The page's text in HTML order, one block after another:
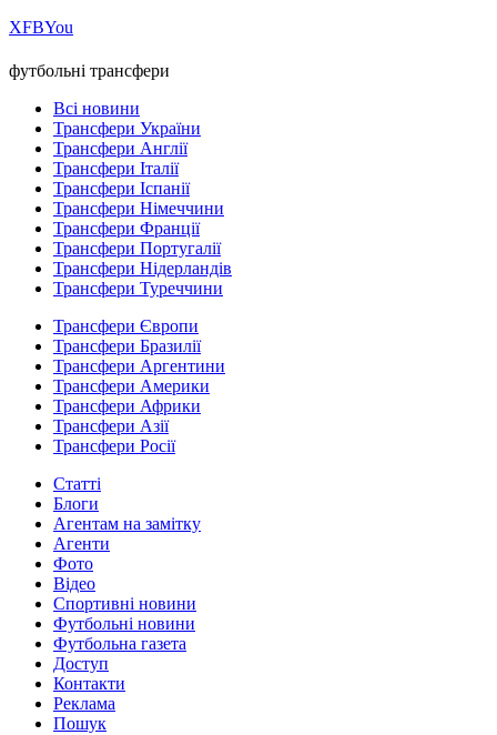
ХFBYou
футбольні трансфери
Всі новини
Трансфери України
Трансфери Англії
Трансфери Італії
Трансфери Іспанії
Трансфери Німеччини
Трансфери Франції
Трансфери Португалії
Трансфери Нідерландів
Трансфери Туреччини
Трансфери Європи
Трансфери Бразилії
Трансфери Аргентини
Трансфери Америки
Трансфери Африки
Трансфери Азії
Трансфери Росії
Статті
Блоги
Агентам на замітку
Агенти
Фото
Відео
Спортивні новини
Футбольні новини
Футбольна газета
Доступ
Контакти
Реклама
Пошук